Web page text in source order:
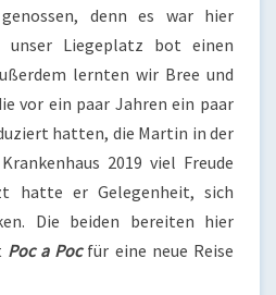
denn es war hier
unser Liegeplatz bot einen
lernten wir Bree und
vor ein paar Jahren ein paar
hatten, die Martin in der
2019 viel Freude
hatte er Gelegenheit, sich
Die beiden bereiten hier
Poc a Pocfür eine neue Reise